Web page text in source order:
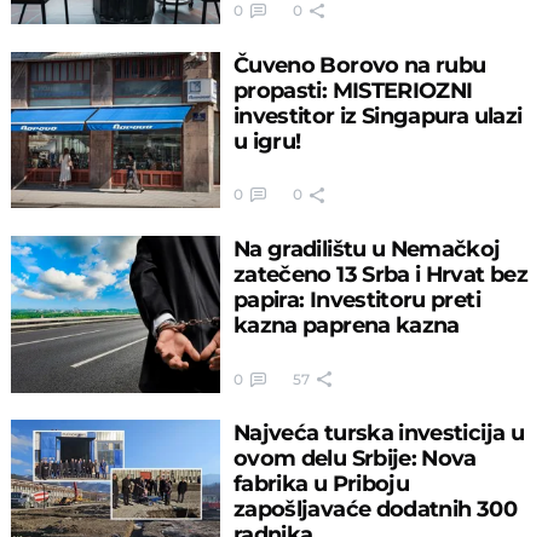
0 0
Čuveno Borovo na rubu
propasti: MISTERIOZNI
investitor iz Singapura ulazi
u igru!
0 0
Na gradilištu u Nemačkoj
zatečeno 13 Srba i Hrvat bez
papira: Investitoru preti
kazna paprena kazna
0 57
Najveća turska investicija u
ovom delu Srbije: Nova
fabrika u Priboju
zapošljavaće dodatnih 300